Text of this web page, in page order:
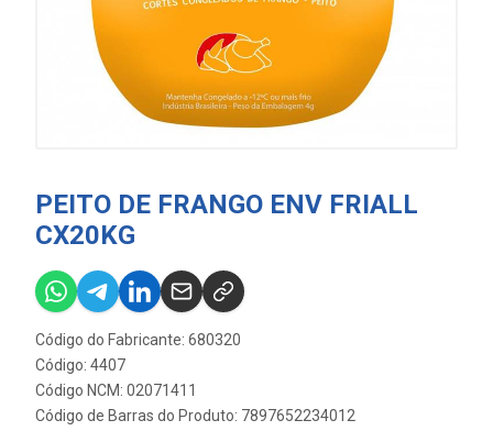
PEITO DE FRANGO ENV FRIALL
CX20KG
Código do Fabricante: 680320
Código: 4407
Código NCM: 02071411
Código de Barras do Produto: 7897652234012